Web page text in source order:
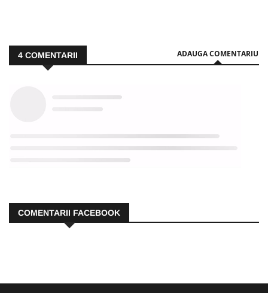
4 COMENTARII ADAUGA COMENTARIU
COMENTARII FACEBOOK